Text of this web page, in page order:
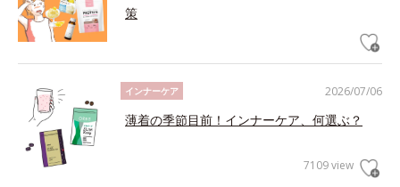
策
2026/07/06
インナーケア
薄着の季節目前！インナーケア、何選ぶ？
7109 view